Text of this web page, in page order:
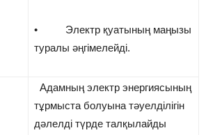
• Электр қуатының маңызы
туралы әңгімелейді.
Адамның электр энергиясының
тұрмыста болуына тәуелділігін
дәлелді түрде талқылайды